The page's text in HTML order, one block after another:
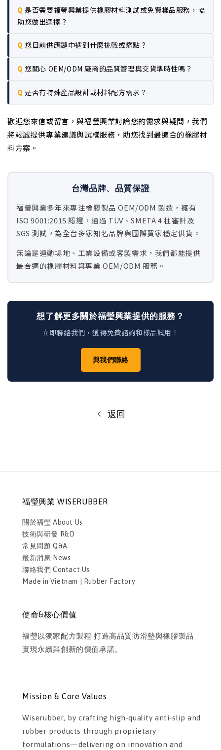
是否需要福瑩興業提供橡膠材料測試或免費樣品服務，協
助您做出選擇？
您目前供應鏈中遇到什麼挑戰或痛點？
您關心 OEM/ODM 廠商的品質管理與交貨準時性嗎？
是否有特殊產品設計或材料配方需求？
歡迎您來信或留言，與福瑩興業討論您的需求與疑問，我們
將竭誠提供專業建議與試樣服務，助您找到最適合的橡膠材
料方案。
台灣品牌、品質保證
福瑩興業多年來專注橡膠製品 OEM/ODM 製造，擁有
ISO 9001:2015 認證，通過 TÜV、SMETA 4 柱審計及
SGS 測試，為全台多家知名品牌與國際買家穩定供貨。
無論是運動場地、工業設備或客製需求，我們都能提供
最合適的橡膠材料與專業 OEM/ODM 服務。
想了解更多關於福瑩興業提供的服務？
立即聯絡我們，獲得免費諮詢和樣品試用！
與我們聯絡
返回
福瑩興業 WISERUBBER
關於福瑩 About Us
技術與研發 R&D
常見問題 Q&A
最新消息 News
聯絡我們 Contact Us
Made in Vietnam | Rubber Factory
使命&核心價值
福瑩以獨家配方製程 打造高品質防滑墊與橡膠製品
實現永續與創新的價值承諾。
Mission & Core Values
Wiserubber, by crafting high-quality anti-slip and
rubber products through proprietary
formulations—delivering on innovation and